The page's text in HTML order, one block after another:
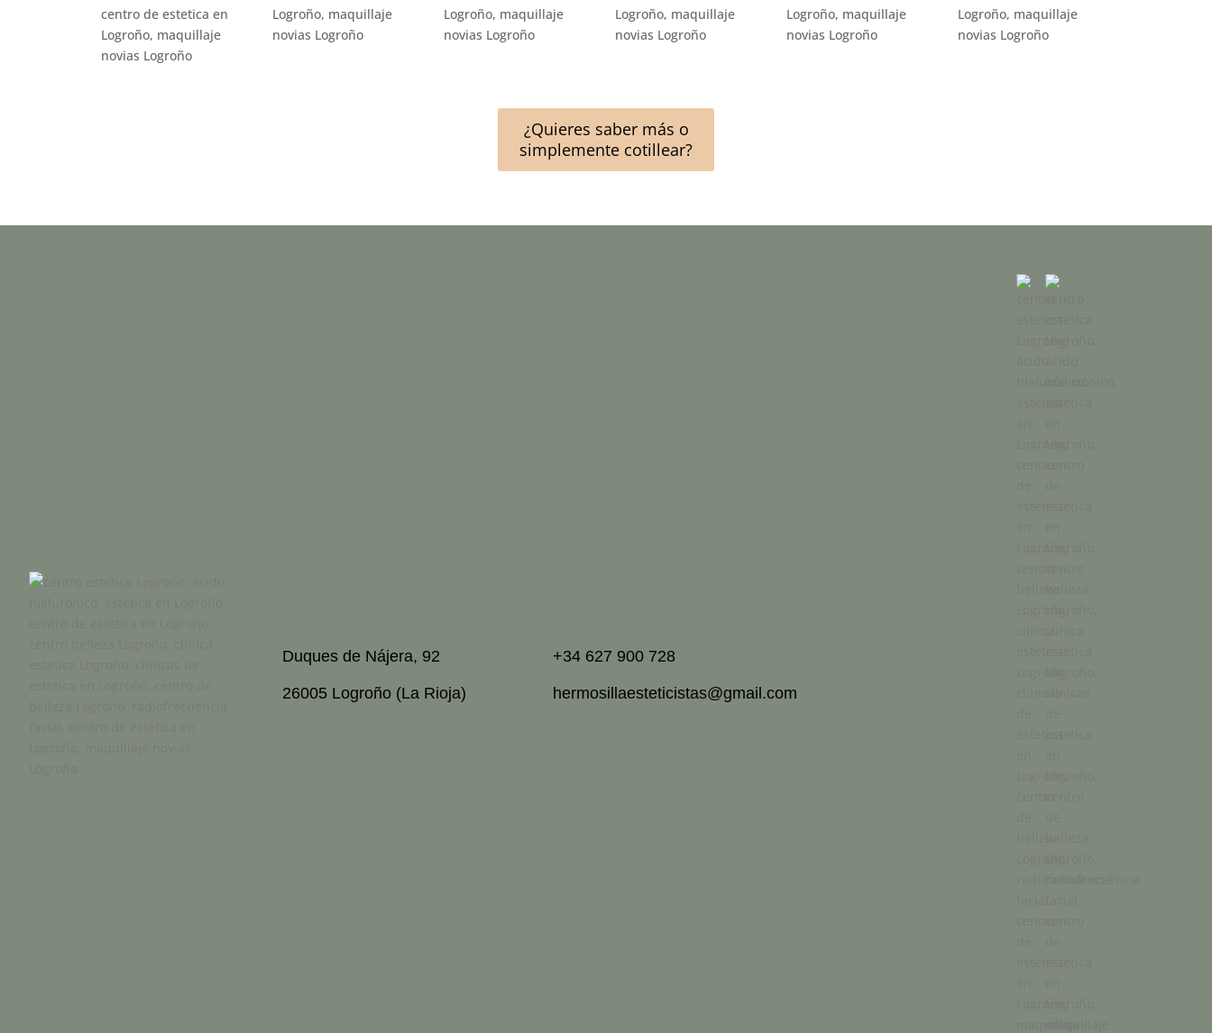
¿Quieres saber más o
simplemente cotillear?
Duques de Nájera, 92
26005 Logroño (La Rioja)
+34 627 900 728
hermosillaesteticistas@gmail.com